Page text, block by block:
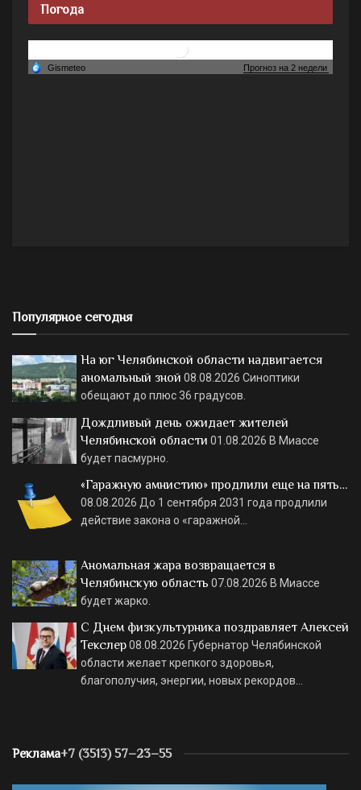
Погода
Популярное сегодня
На юг Челябинской области надвигается
аномальный зной 08.08.2026 Синоптики
обещают до плюс 36 градусов.
Дождливый день ожидает жителей
Челябинской области 01.08.2026 В Миассе
будет пасмурно.
«Гаражную амнистию» продлили еще на пять…
08.08.2026 До 1 сентября 2031 года продлили
действие закона о «гаражной…
Аномальная жара возвращается в
Челябинскую область 07.08.2026 В Миассе
будет жарко.
С Днем физкультурника поздравляет Алексей
Текслер08.08.2026 Губернатор Челябинской
области желает крепкого здоровья,
благополучия, энергии, новых рекордов…
Реклама+7 (3513) 57–23–55